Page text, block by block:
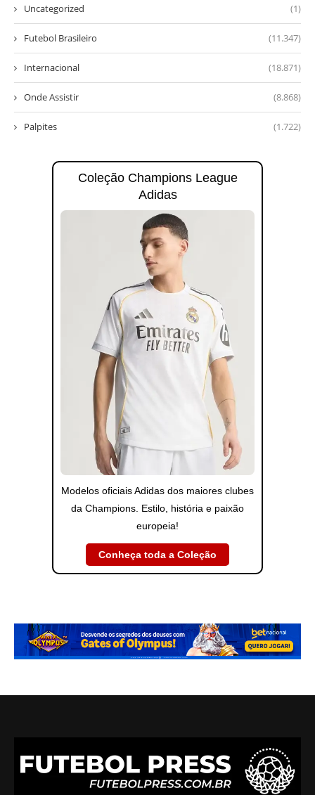
Uncategorized (1)
Futebol Brasileiro (11.347)
Internacional (18.871)
Onde Assistir (8.868)
Palpites (1.722)
Coleção Champions League
Adidas
Modelos oficiais Adidas dos maiores clubes
da Champions. Estilo, história e paixão
europeia!
Conheça toda a Coleção